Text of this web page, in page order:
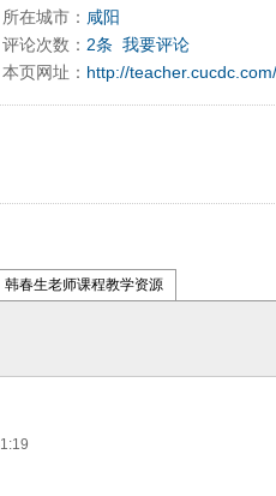
所在城市： 咸阳
评论次数： 2条 我要评论
本页网址： http://
韩春生老师课程教学资源